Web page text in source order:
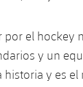
el hockey
y un
y es